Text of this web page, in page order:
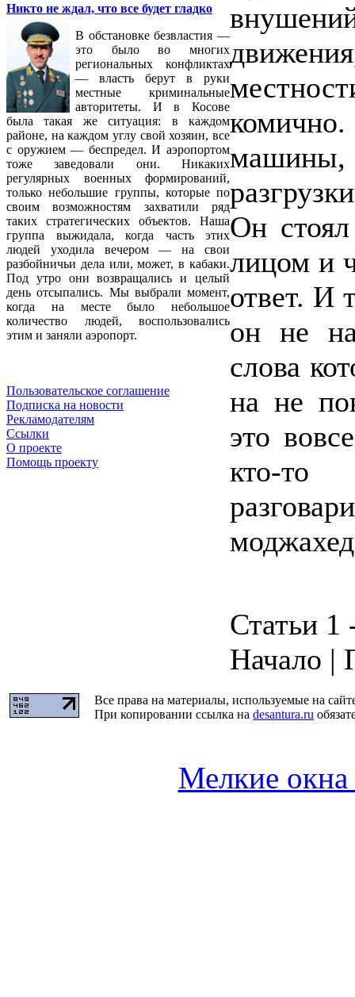
Никто не ждал, что все будет гладко
В обстановке безвластия —
это было во многих
региональных конфликтах
— власть берут в руки
местные криминальные
авторитеты. И в Косове
была такая же ситуация: в каждом
районе, на каждом углу свой хозяин, все
с оружием — беспредел. И аэропортом
тоже заведовали они. Никаких
регулярных военных формирований,
только небольшие группы, которые по
своим возможностям захватили ряд
таких стратегических объектов. Наша
группа выжидала, когда часть этих
людей уходила вечером — на свои
разбойничьи дела или, может, в кабаки.
Под утро они возвращались и целый
день отсыпались. Мы выбрали момент,
когда на месте было небольшое
количество людей, воспользовались
этим и заняли аэропорт.
Пользовательское соглашение
Подписка на новости
Рекламодателям
Ссылки
О проекте
Помощь проекту
Он
лицом и
ответ. И
он не
слова
на не
это
кто-
Статьи 1
Начало |
Все права на материалы, используемые на
При копировании ссылка на desantura.ru
Мелкие окна